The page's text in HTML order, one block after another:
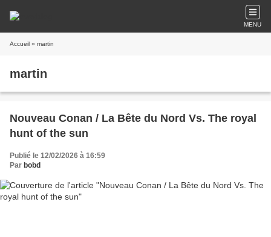
MENU
Accueil » martin
martin
Nouveau Conan / La Bête du Nord Vs. The royal
hunt of the sun
Publié le 12/02/2026 à 16:59
Par bobd